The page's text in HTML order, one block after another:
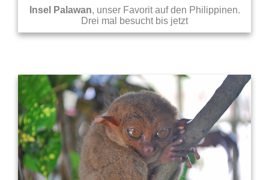
Insel Palawan, unser Favorit auf den Philippinen.
Drei mal besucht bis jetzt